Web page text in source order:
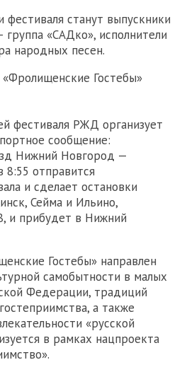
станут выпускники
«САДко», исполнители
народных песен.
Гостебы»
фестиваля РЖД организует
сообщение:
Нижний Новгород —
отправится
и сделает остановки
Сейма и Ильино,
и прибудет в Нижний
Гостебы» направлен
самобытности в малых
Федерации, традиций
а также
«русской
в рамках нацпроекта